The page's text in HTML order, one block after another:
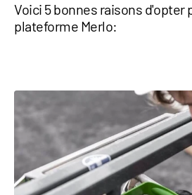
Voici 5 bonnes raisons d'opter
plateforme Merlo: